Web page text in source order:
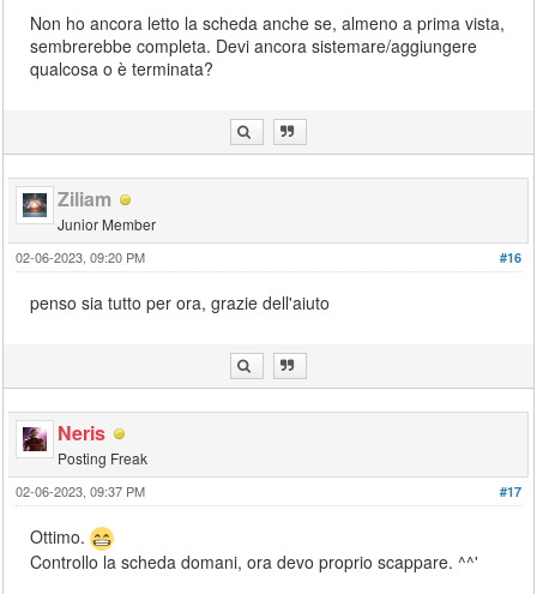
Non ho ancora letto la scheda anche se, almeno a prima vista,
sembrerebbe completa. Devi ancora sistemare/aggiungere
qualcosa o è terminata?
Ziliam
Junior Member
#16
02-06-2023, 09:20 PM
penso sia tutto per ora, grazie dell'aiuto
Neris
Posting Freak
#17
02-06-2023, 09:37 PM
Ottimo.
Controllo la scheda domani, ora devo proprio scappare. ^^'